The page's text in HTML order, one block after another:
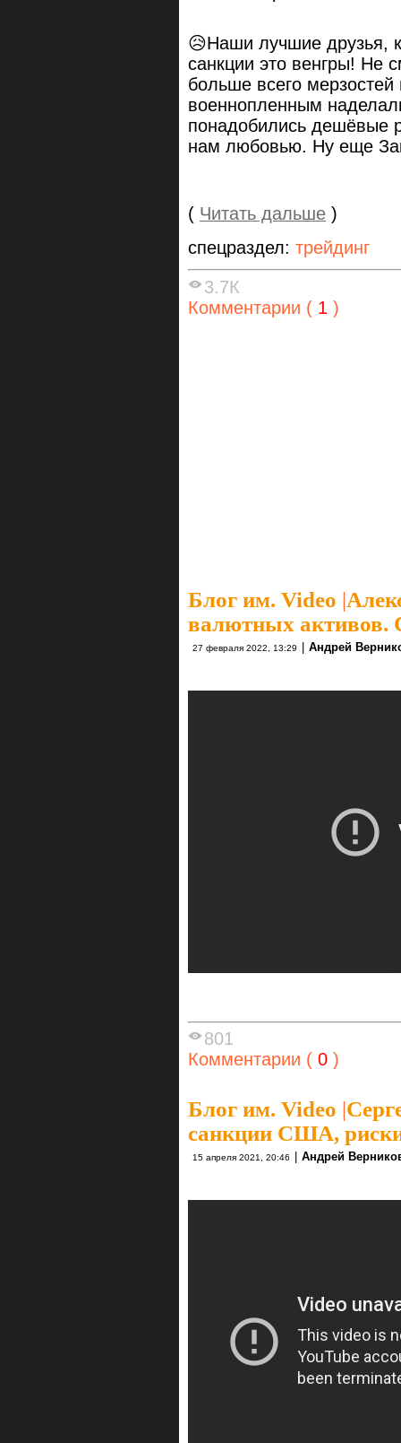
😥Наши лучшие друзья,
санкции это венгры! Не
больше всего
военнопленным
понадобились дешёвые
нам любовью. Ну еще
( Читать дальше )
спецраздел: трейдинг
3.7К
Комментарии ( 1 )
Блог им. Video |
валютных активов.
27 февраля 2022, 13:29 Андрей
801
Комментарии ( 0 )
Блог им. Video |
санкции США,
15 апреля 2021, 20:46 Андрей